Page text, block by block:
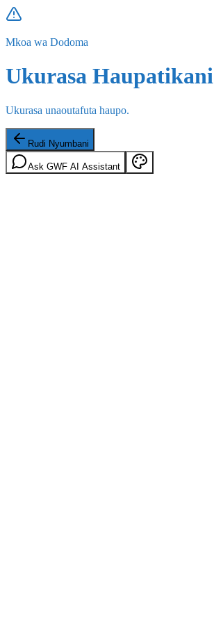
Mkoa wa Dodoma
Ukurasa Haupatikani
Ukurasa unaoutafuta haupo.
Rudi Nyumbani
Ask GWF AI Assistant